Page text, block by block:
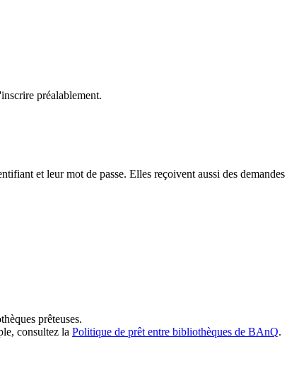
préalablement.
et leur mot de passe. Elles reçoivent aussi des demandes
prêteuses.
consultez la Politique de prêt entre bibliothèques de BAnQ.